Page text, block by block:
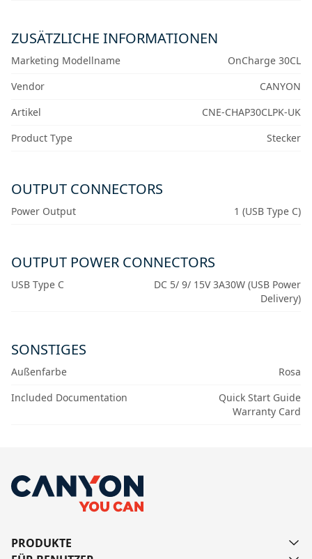
ZUSÄTZLICHE INFORMATIONEN
Marketing Modellname
OnCharge 30CL
Vendor
CANYON
Artikel
CNE-CHAP30CLPK-UK
Product Type
Stecker
OUTPUT CONNECTORS
Power Output 1 (USB Type C)
OUTPUT POWER CONNECTORS
USB Type C
DC 5/ 9/ 15V 3A30W (USB Power
Delivery)
SONSTIGES
Außenfarbe
Rosa
Included Documentation
Quick Start Guide
Warranty Card
PRODUKTE